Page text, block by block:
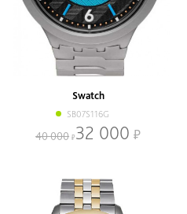
Swatch
SB07S116G
40 000 32 000